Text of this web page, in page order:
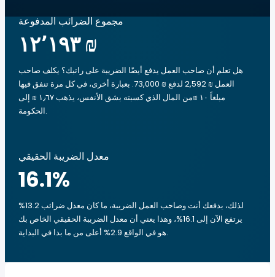
مجموع الضرائب المدفوعة
‏١٢٬١٩٣ ₪
هل تعلم أن صاحب العمل يدفع أيضًا الضريبة على راتبك؟ يكلف صاحب
العمل ₪ 2,592 لدفع ₪ 73,000. بعبارة أخرى، في كل مرة تنفق فيها
مبلغاً ‏١٠ ₪من المال الذي كسبته بشق الأنفس، يذهب ‏١٫٦٧ ₪ إلى
الحكومة.
معدل الضريبة الحقيقي
16.1%
لذلك، بدفعك أنت وصاحب العمل الضريبة، ما كان معدل ضرائب 13.2%
يرتفع الآن إلى 16.1%، وهذا يعني أن معدل الضريبة الحقيقي الخاص بك
هو في الواقع 2.9% أعلى من ما بدا في البداية.